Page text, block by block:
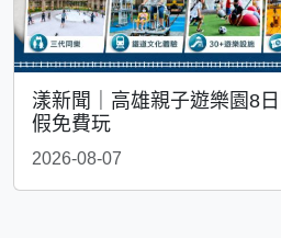
漾新聞｜高雄親子遊樂園8
假免費玩
2026-08-07